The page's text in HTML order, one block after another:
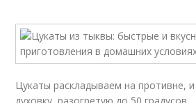
Цукаты раскладываем на противне,